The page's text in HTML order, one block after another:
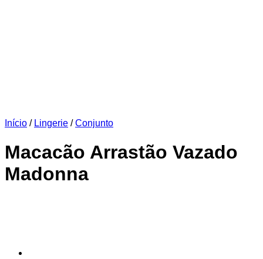
Início / Lingerie / Conjunto
Macacão Arrastão Vazado
Madonna